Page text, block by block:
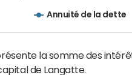
Annuité de la dette
la somme des
de Langatte.